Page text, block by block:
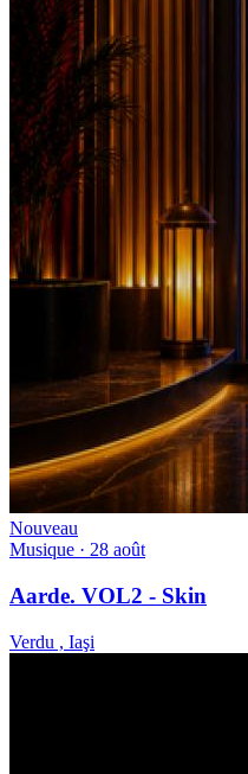
Nouveau
Musique · 28 août
Aarde. VOL2 - Skin
Verdu , Iaşi